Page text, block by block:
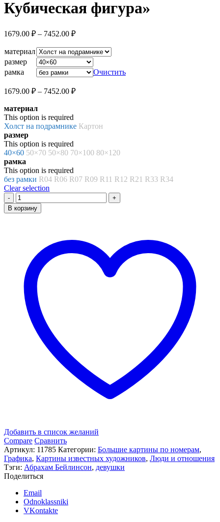
Кубическая фигура»
1679.00 ₽ – 7452.00 ₽Диапазон
1679.00 ₽
–
7452.00 ₽
материал
размер
рамка
Очистить
1679.00 ₽ – 7452.00 ₽Диапазон
7452.00 ₽
материал
This option is required
Холст на подрамнике Картон
размер
This option is required
40×60 50×70 50×80 70×100 80×120
рамка
This option is required
без рамки R04 R06 R07 R09 R11 R12 R21 R33 R34
Clear selection
Количество
товара
Картина
Бейлинсон.
Кубическая
фигура»
В корзину
Добавить в список желаний
Compare Сравнить
Артикул: 11785 Категории: Большие картины по номерам,
Графика, Картины известных художников, Люди и отношения
Тэги: Абрахам Бейлинсон, девушки
Поделиться
Email
Odnoklassniki
VKontakte